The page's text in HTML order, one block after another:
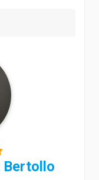
Bertollo